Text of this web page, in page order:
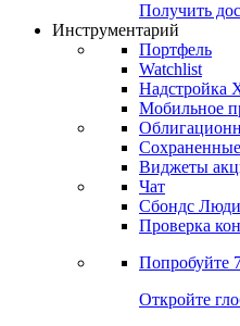
Получить
Инструментарий
Портфель
Watchlist
Надстройка
Мобильное
Виджеты
Чат
Сбондс Люди
Проверка
Попробуйте
Откройте